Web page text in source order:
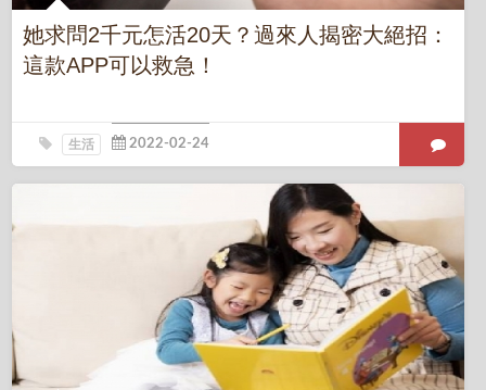
她求問2千元怎活20天？過來人揭密大絕招：
這款APP可以救急！
生活